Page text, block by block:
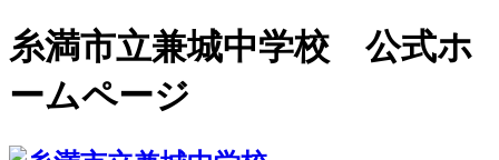
糸満市立兼城中学校 公式ホ
ームページ